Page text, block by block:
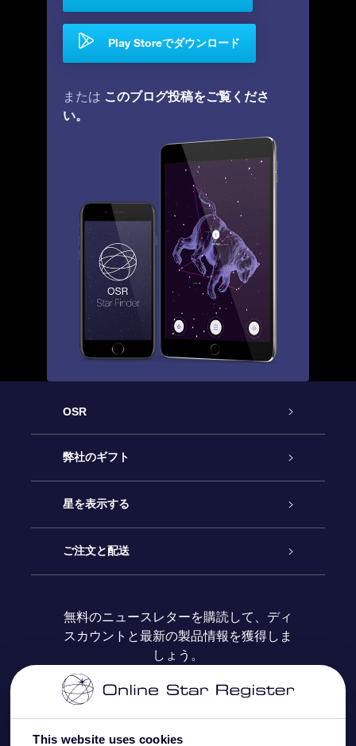
This website uses cookies
Play Storeでダウンロード
または このブログ投稿をご覧くださ
い。
OSR
カスタマーサービス
お問い合わせ
ブログ
レビュー
弊社のギフト
Online Starギフト
OSRギフトパック
OSR ギフトカード
法人ギフト
星を表示する
星の登録
カスタマイズされたStar Page
One Million Stars
OSR Starsaver
ご注文と配送
お支払いに関する情報
配送に関する情報
返品ポリシ
無料のニュースレターを購読して、ディ
スカウントと最新の製品情報を獲得しま
しょう。